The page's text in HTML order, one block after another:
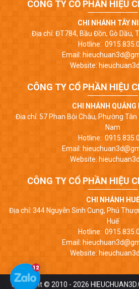
CÔNG TY CỔ PHẦN HIỆU
CHI NHÁNH TÂY
Địa chỉ: ĐT784, Bầu Đồn, Gò Dầu,
Hotline:
Email:
Website:
CÔNG TY CỔ PHẦN HIỆU
CHI NHÁNH QUẢNG
Địa chỉ: 57 Phan Bội Châu, Phường
Nam
Hotline:
Email:
Website:
CÔNG TY CỔ PHẦN HIỆU
CHI NHÁNH
Địa chỉ: 344 Nguyễn Sinh Cung, Phú
Huế
Hotline:
Email:
Website:
Copyright © 2010 - 2026